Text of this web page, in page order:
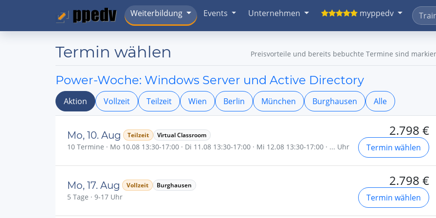
Weiterbildung Events Unternehmen myppedv
Termin wählen Preisvorteile und bereits bebuchte Termine sind
Power-Woche: Windows Server und Active Directory
Aktion Vollzeit Teilzeit Wien Berlin München Burghausen Alle
Mo, 10. Aug Teilzeit Virtual Classroom
10 Termine · Mo 10.08 13:30-17:00 · Di 11.08 13:30-17:00 · Mi 12.08 13:30-17:00 · ... Uhr
2.798 €
Termin wählen
Mo, 17. Aug Vollzeit Burghausen
5 Tage · 9-17 Uhr
2.798 €
Termin wählen